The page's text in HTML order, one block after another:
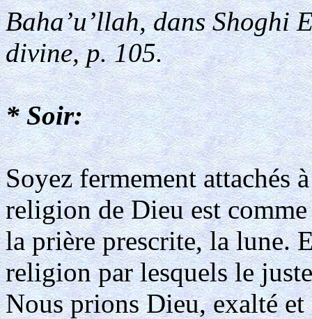
Baha’u’llah, dans Shoghi
divine, p. 105.
* Soir:
Soyez fermement attachés
religion de Dieu est
la prière prescrite, la lune.
religion par lesquels le
Nous prions Dieu, exalté